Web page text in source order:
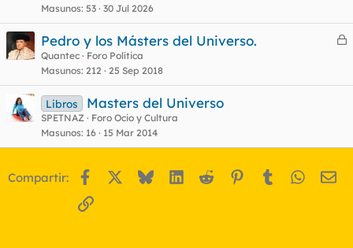
Masunos 53 30 Jul 2026
C
r
Pedro y los Másters del Universo.
Quantec
Foro Política
Masunos 212 25 Sep 2018
Libros Masters del Universo
SPETNAZ
Foro Ocio y Cultura
Masunos 16 15 Mar 2014
Compartir: Facebook BlueskyLinkedIn
Reddit Pinterest
Tumblr
Enlace